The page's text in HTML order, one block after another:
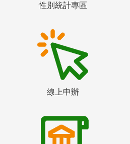
性別統計專區
線上申辦